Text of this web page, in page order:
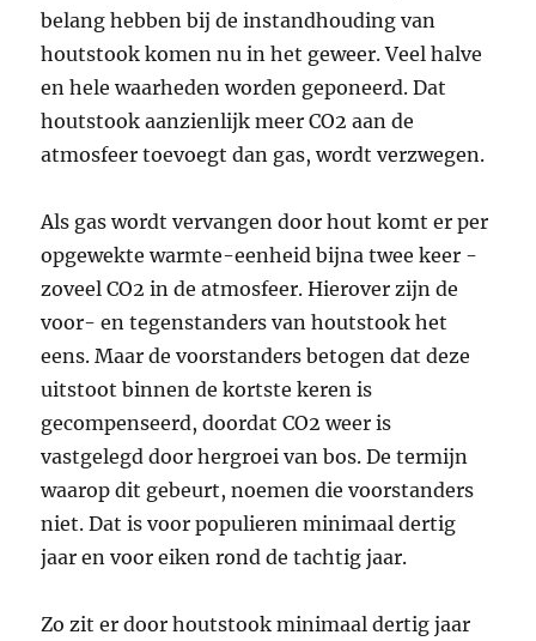
belang hebben bij de instandhouding van
houtstook komen nu in het geweer. Veel halve
en hele waarheden worden geponeerd. Dat
houtstook aanzienlijk meer CO2 aan de
atmosfeer toevoegt dan gas, wordt verzwegen.
Als gas wordt vervangen door hout komt er per
opgewekte warmte-­eenheid bijna twee keer ­
zoveel CO2 in de atmosfeer. Hierover zijn de
voor- en tegenstanders van houtstook het
eens. Maar de voorstanders betogen dat deze
uitstoot binnen de kortste keren is
gecompenseerd, doordat CO2 weer is
vastgelegd door hergroei van bos. De termijn
waarop dit gebeurt, noemen die voorstanders
niet. Dat is voor populieren minimaal dertig
jaar en voor eiken rond de tachtig jaar.
Zo zit er door houtstook minimaal dertig jaar